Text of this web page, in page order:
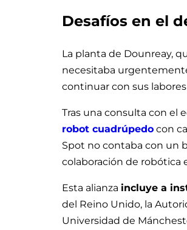
Desafíos en el
La planta de Dounreay,
necesitaba
continuar con sus
Tras una consulta con el
robot cuadrúpedo con
Spot no contaba con un
colaboración de robótica
Esta alianza incluye a
del Reino Unido, la
Universidad de